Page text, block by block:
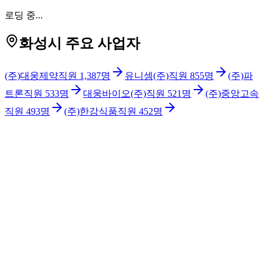
로딩 중...
화성시 주요 사업자
(주)대웅제약직원 1,387명 유니셈(주)직원 855명
(주)파
트론직원 533명 대웅바이오(주)직원 521 명
(주)중앙고속
직원 493명 (주)한강식품직원 452명